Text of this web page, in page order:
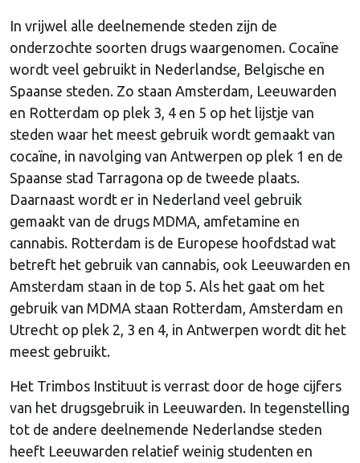
In vrijwel alle deelnemende steden zijn de
onderzochte soorten drugs waargenomen. Cocaïne
wordt veel gebruikt in Nederlandse, Belgische en
Spaanse steden. Zo staan Amsterdam, Leeuwarden
en Rotterdam op plek 3, 4 en 5 op het lijstje van
steden waar het meest gebruik wordt gemaakt van
cocaïne, in navolging van Antwerpen op plek 1 en de
Spaanse stad Tarragona op de tweede plaats.
Daarnaast wordt er in Nederland veel gebruik
gemaakt van de drugs MDMA, amfetamine en
cannabis. Rotterdam is de Europese hoofdstad wat
betreft het gebruik van cannabis, ook Leeuwarden en
Amsterdam staan in de top 5. Als het gaat om het
gebruik van MDMA staan Rotterdam, Amsterdam en
Utrecht op plek 2, 3 en 4, in Antwerpen wordt dit het
meest gebruikt.
Het Trimbos Instituut is verrast door de hoge cijfers
van het drugsgebruik in Leeuwarden. In tegenstelling
tot de andere deelnemende Nederlandse steden
heeft Leeuwarden relatief weinig studenten en